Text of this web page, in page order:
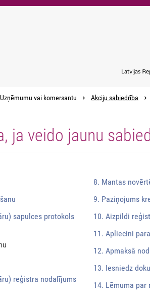
Uzņēmumu vai komersantu Akciju sabiedrība
ja veido jaunu
sapulces protokols
reģistra nodalījums
8. Mantas
9. Paziņojums
10. Aizpildi
11. Apliecini
12. Apmaksā
13. Iesniedz
14. Lēmuma